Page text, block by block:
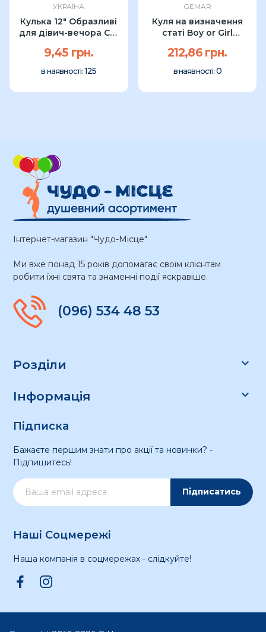
УКРАЇНА
Кулька 12" Образливі
для дівич-вечора CGI
9,45 грн.
в наявності: 125
GEMAR
Куля на визначення
статі Boy or Girl
212,86 грн.
в наявності: 0
Інтернет-магазин "Чудо-Місце"
Ми вже понад 15 років допомагає своїм клієнтам
робити їхні свята та знаменні події яскравіше.
(096) 534 48 53
Розділи 
Інформація 
Підписка
Бажаєте першим знати про акції та новинки? -
Підпишитесь!
Підписатись
Наші Соцмережі
Наша компанія в соцмережах - слідкуйте!